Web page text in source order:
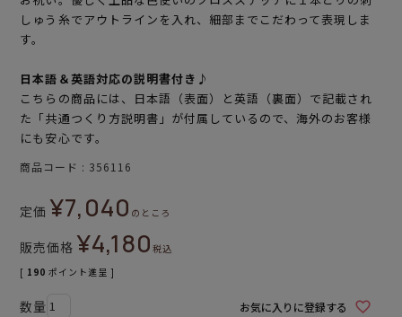
しゅう糸でアウトラインを入れ、細部までこだわって表現しま
す。
日本語＆英語対応の説明書付き♪
こちらの商品には、日本語（表面）と英語（裏面）で記載され
た「共通つくり方説明書」が付属しているので、海外のお客様
にも安心です。
商品コード 356116
定価 ¥7,040 のところ
販売価格 ¥4,180税込
[ 190 ポイント進呈 ]
お気に入りに登録する